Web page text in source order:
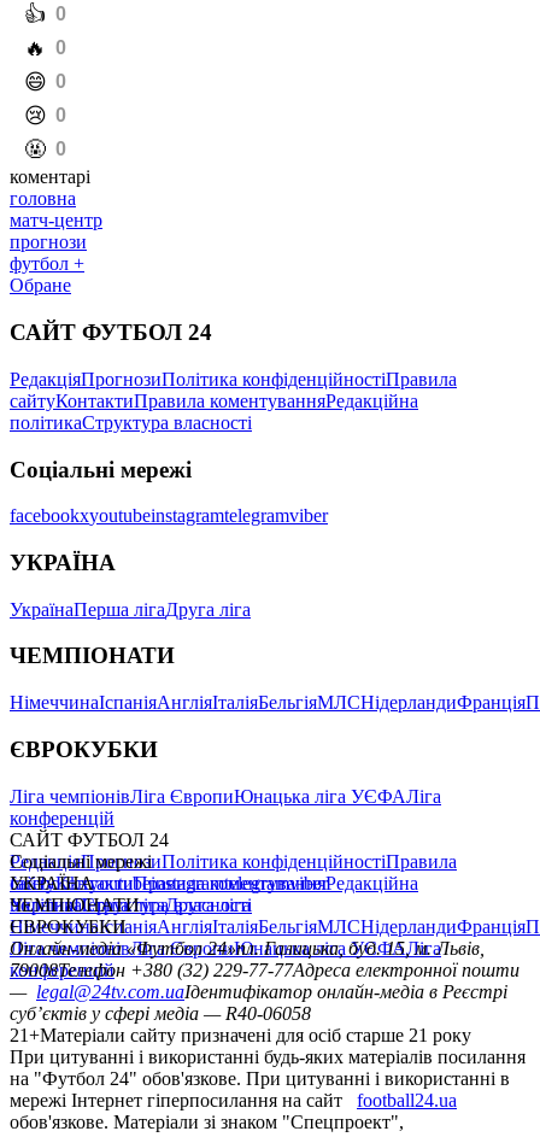
️👍 0
️🔥 0
️😄 0
️😢 0
️🤬 0
коментарі
головна
матч-центр
прогнози
футбол +
Обране
САЙТ ФУТБОЛ 24
РедакціяПрогнозиПолітика конфіденційностіПравила
сайтуКонтактиПравила коментуванняРедакційна
політикаСтруктура власності
Соціальні мережі
facebookxyoutubeinstagramtelegramviber
УКРАЇНА
УкраїнаПерша лігаДруга ліга
ЧЕМПІОНАТИ
НімеччинаІспаніяАнгліяІталіяБельгіяМЛСНідерландиФранція
ЄВРОКУБКИ
Ліга чемпіонівЛіга ЄвропиЮнацька ліга УЄФАЛіга
конференцій
САЙТ ФУТБОЛ 24
РедакціяПрогнозиПолітика конфіденційностіПравила
сайтуКонтактиПравила коментуванняРедакційна
політикаСтруктура власності
Соціальні мережі
facebookxyoutubeinstagramtelegramviber
УКРАЇНА
УкраїнаПерша лігаДруга ліга
ЧЕМПІОНАТИ
НімеччинаІспаніяАнгліяІталіяБельгіяМЛСНідерландиФранція
ЄВРОКУБКИ
Ліга чемпіонівЛіга ЄвропиЮнацька ліга УЄФАЛіга
конференцій
Онлайн-медіа «Футбол 24»пл. Галицька, буд. 15, м. Львів,
79008Телефон +380 (32) 229-77-77Адреса електронної пошти
— legal@24tv.com.uaІдентифікатор онлайн-медіа в Реєстрі
суб’єктів у сфері медіа — R40-06058
21+Матеріали сайту призначені для осіб старше 21 року
При цитуванні і використанні будь-яких матеріалів посилання
на "Футбол 24" обов'язкове. При цитуванні і використанні в
мережі Інтернет гіперпосилання на сайт
football24.ua
обов'язкове. Матеріали зі знаком "Спецпроект",